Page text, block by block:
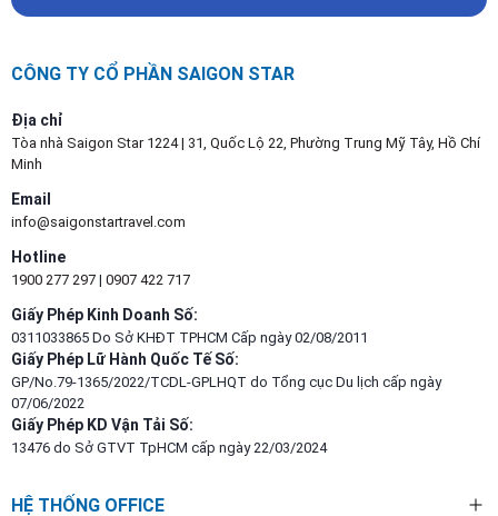
CÔNG TY CỔ PHẦN SAIGON STAR
Địa chỉ
Tòa nhà Saigon Star 1224 | 31, Quốc Lộ 22, Phường Trung Mỹ Tây, Hồ Chí
Minh
Email
info@saigonstartravel.com
Hotline
1900 277 297 | 0907 422 717
Giấy Phép Kinh Doanh Số:
0311033865 Do Sở KHĐT TPHCM Cấp ngày 02/08/2011
Giấy Phép Lữ Hành Quốc Tế Số:
GP/No.79-1365/2022/TCDL-GPLHQT do Tổng cục Du lịch cấp ngày
07/06/2022
Giấy Phép KD Vận Tải Số:
13476 do Sở GTVT TpHCM cấp ngày 22/03/2024
HỆ THỐNG OFFICE